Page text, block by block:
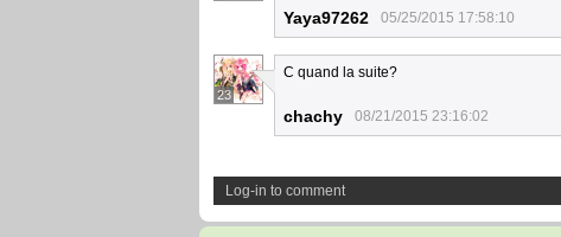
Yaya97262 05/25/2015 17:58:10
23
C quand la suite?
chachy 08/21/2015 23:16:02
Log-in to comment